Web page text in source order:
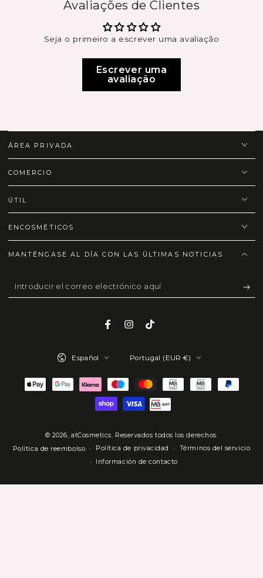
Avaliações de Clientes
Seja o primeiro a escrever uma avaliação
Escrever uma
avaliação
ÁREA PRIVADA
COMERCIO
ÚTIL
ENCOSMÉTICOS
MANTÉNGASE AL DÍA CON LAS ÚLTIMAS NOTICIAS
Introducir
el
Facebook
Instagram
TikTok
© 2026,atCosmetics . Reservados todos los derechos.
Política de reembolso
Política de privacidad
Términos del servicio
Información de contacto
Español Portugal (EUR €)
Métodos